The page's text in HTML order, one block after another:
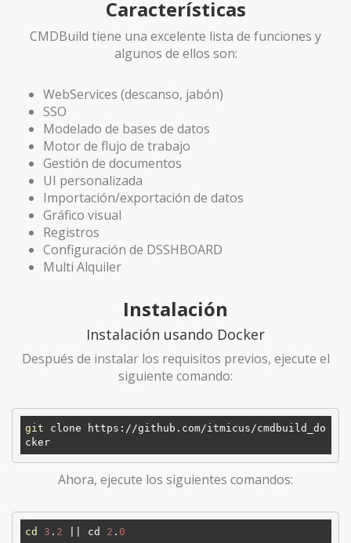
Características
CMDBuild tiene una excelente lista de funciones y
algunos de ellos son:
WebServices (descanso, jabón)
SSO
Modelado de bases de datos
Motor de flujo de trabajo
Gestión de documentos
UI personalizada
Importación/exportación de datos
Gráfico visual
Registros
Configuración de DSSHBOARD
Multi Alquiler
Instalación
Instalación usando Docker
Después de instalar los requisitos previos, ejecute el
siguiente comando:
git clone https://github.com/itmicus/cmdbuild_do
Ahora, ejecute los siguientes comandos:
cd 3 . 2 || cd 2 . 0